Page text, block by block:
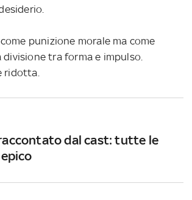
punizione morale ma come
tra forma e impulso.
ridotta.
dal cast: tutte le